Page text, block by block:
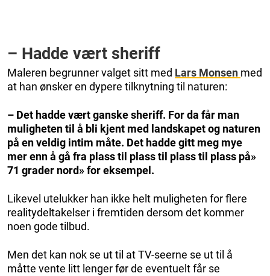
– Hadde vært sheriff
Maleren begrunner valget sitt med Lars Monsen med
at han ønsker en dypere tilknytning til naturen:
– Det hadde vært ganske sheriff. For da får man
muligheten til å bli kjent med landskapet og naturen
på en veldig intim måte. Det hadde gitt meg mye
mer enn å gå fra plass til plass til plass til plass på»
71 grader nord» for eksempel.
Likevel utelukker han ikke helt muligheten for flere
realitydeltakelser i fremtiden dersom det kommer
noen gode tilbud.
Men det kan nok se ut til at TV-seerne se ut til å
måtte vente litt lenger før de eventuelt får se